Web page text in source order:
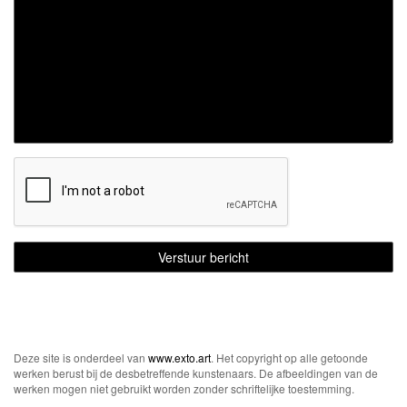
Deze site is onderdeel van www.exto.art. Het copyright op alle getoonde
werken berust bij de desbetreffende kunstenaars. De afbeeldingen van de
werken mogen niet gebruikt worden zonder schriftelijke toestemming.